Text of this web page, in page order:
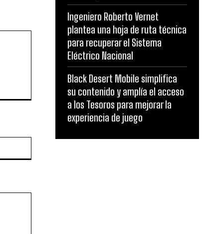
Website:
Ingeniero Roberto Vernet
plantea una hoja de ruta técnica
para recuperar el Sistema
Eléctrico Nacional
Black Desert Mobile simplifica
su contenido y amplía el acceso
a los Tesoros para mejorar la
experiencia de juego